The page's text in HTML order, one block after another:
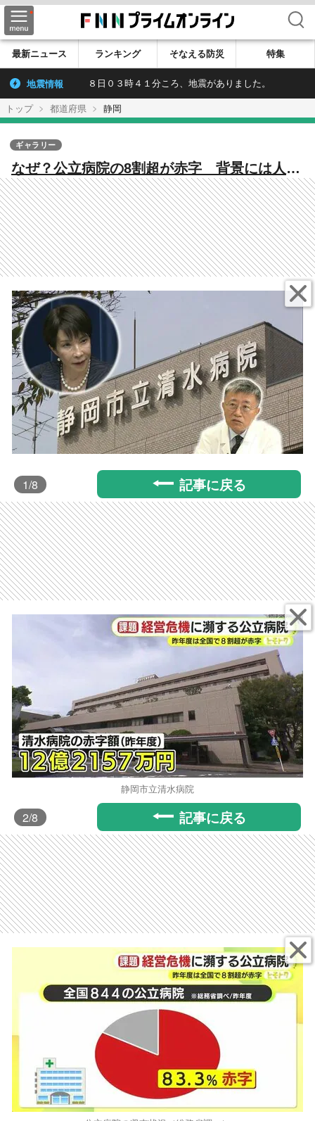
検索
最新ニュース ランキング そなえる防災 特集
地震情報 ８日０３時４１分ころ、地震がありました。
トップ 都道府県 静岡
なぜ？公立病院の8割超が赤字 背景には人件
費や物価の高騰に加え”安すぎる”診療報酬
地域医療が崩壊の危機
ギャラリー
1/8 記事に戻る
静岡市立清水病院
2/8 記事に戻る